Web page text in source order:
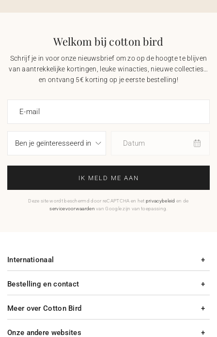
Welkom bij cotton bird
Schrijf je in voor onze nieuwsbrief om zo op de hoogte te blijven
van aantrekkelijke kortingen, leuke winacties, nieuwe collecties…
en ontvang 5€ korting op je eerste bestelling!
E-mail
Datum
IK MELD ME AAN
Deze site wordt beschermd door reCAPTCHA en het privacybeleid en de
servicevoorwaarden van Google zijn van toepassing.
Bestelling en contact
Meer over Cotton Bird
Internationaal
Onze andere websites